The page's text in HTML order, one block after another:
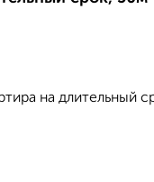
на длительный